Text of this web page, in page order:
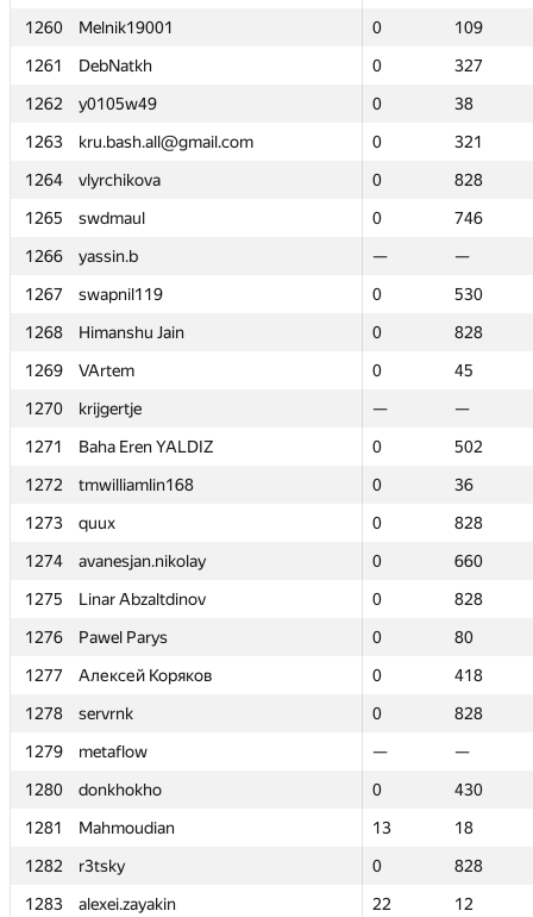
1260
Melnik19001 0
109
1261
DebNatkh 0
327
1262
y0105w49 0
38
1263
kru.bash.all@gmail.com 0
321
1264
vlyrchikova 0
828
1265
swdmaul 0
746
1266
yassin.b —
—
1267
swapnil119 0
530
1268
Himanshu Jain 0
828
1269
VArtem 0
45
1270
krijgertje —
—
1271
Baha Eren YALDIZ 0
502
1272
tmwilliamlin168 0
36
1273
quux 0
828
1274
avanesjan.nikolay 0
660
1275
Linar Abzaltdinov 0
828
1276
Pawel Parys 0
80
1277
Алексей Коряков 0
418
1278
servrnk 0
828
1279
metaflow —
—
1280
donkhokho 0
430
1281
Mahmoudian 13
18
1282
r3tsky 0
828
1283
alexei.zayakin 22
12
1260
Melnik19001 0
109
1261
DebNatkh 0
327
1262
y0105w49 0
38
1263
kru.bash.all@gmail.com 0
321
1264
vlyrchikova 0
828
1265
swdmaul 0
746
1266
yassin.b —
—
1267
swapnil119 0
530
1268
Himanshu Jain 0
828
1269
VArtem 0
45
1270
krijgertje —
—
1271
Baha Eren YALDIZ 0
502
1272
tmwilliamlin168 0
36
1273
quux 0
828
1274
avanesjan.nikolay 0
660
1275
Linar Abzaltdinov 0
828
1276
Pawel Parys 0
80
1277
Алексей Коряков 0
418
1278
servrnk 0
828
1279
metaflow —
—
1280
donkhokho 0
430
1281
Mahmoudian 13
18
1282
r3tsky 0
828
1283
alexei.zayakin 22
12